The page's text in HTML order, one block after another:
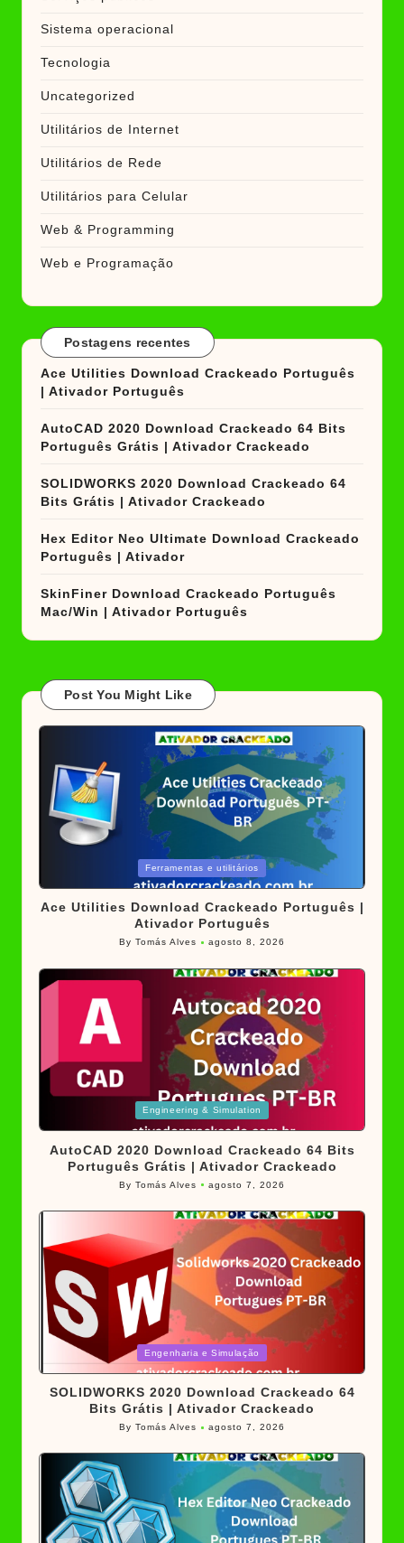
Sistema operacional
Tecnologia
Uncategorized
Utilitários de Internet
Utilitários de Rede
Utilitários para Celular
Web & Programming
Web e Programação
Postagens recentes
Ace Utilities Download Crackeado Português
| Ativador Português
AutoCAD 2020 Download Crackeado 64 Bits
Português Grátis | Ativador Crackeado
SOLIDWORKS 2020 Download Crackeado 64
Bits Grátis | Ativador Crackeado
Hex Editor Neo Ultimate Download Crackeado
Português | Ativador
SkinFiner Download Crackeado Português
Mac/Win | Ativador Português
Post You Might Like
in
Ferramentas e utilitários
Ace Utilities Download Crackeado Português |
Ativador Português
Posted
ByTomás Alves agosto 8, 2026
in
Engineering & Simulation
AutoCAD 2020 Download Crackeado 64 Bits
Português Grátis | Ativador Crackeado
Posted
ByTomás Alves agosto 7, 2026
Posted
in
Engenharia e Simulação
SOLIDWORKS 2020 Download Crackeado 64
Bits Grátis | Ativador Crackeado
Posted
ByTomás Alves agosto 7, 2026